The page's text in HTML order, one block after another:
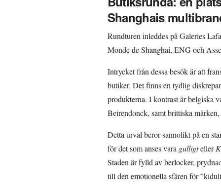
Shanghais
Rundturen inleddes på Galeries
Monde de Shanghai, ENG och
Intrycket från dessa besök är att
butiker. Det finns en tydlig
produkterna. I kontrast är belgiska
Beirendonck, samt brittiska
Detta urval beror sannolikt på en
för det som anses vara gulligteller
Staden är fylld av berlocker,
till den emotionella sfären för